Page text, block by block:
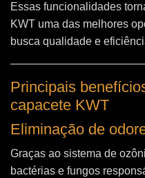
Essas funcionalidades
KWT uma das melhores
busca qualidade e
Principais
capacete KWT
Eliminação de
Graças ao sistema de
bactérias e fungos